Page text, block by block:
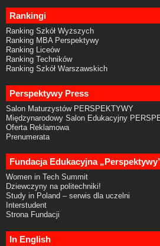
Rankingi
Ranking Szkół Wyższych
Ranking MBA Perspektywy
Ranking Liceów
Ranking Techników
Ranking Szkół Warszawskich
Perspektywy Press
Salon Maturzystów PERSPEKTYWY
Międzynarodowy Salon Edukacyjny
Oferta Reklamowa
Prenumerata
Fundacja Edukacyjna
Women in Tech Summit
Dziewczyny na politechniki!
Study in Poland – serwis dla uczelni
Interstudent
Strona Fundacji
In English